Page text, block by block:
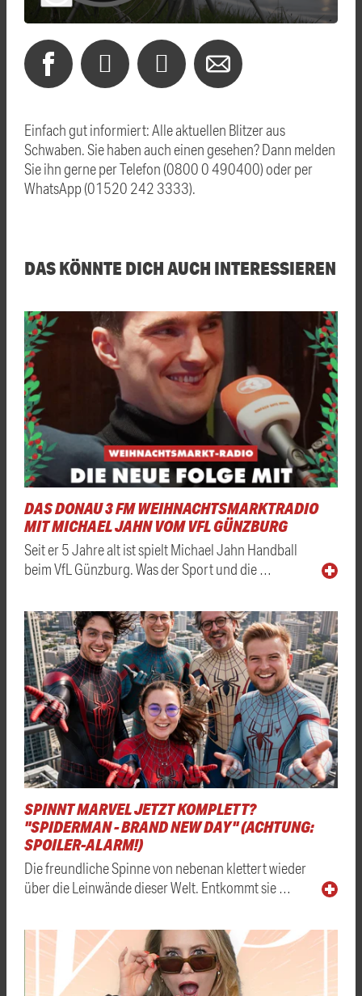
Einfach gut informiert: Alle aktuellen Blitzer aus
Schwaben. Sie haben auch einen gesehen? Dann melden
Sie ihn gerne per Telefon (0800 0 490400) oder per
WhatsApp (01520 242 3333).
DAS KÖNNTE DICH AUCH INTERESSIEREN
DAS DONAU 3 FM WEIHNACHTSMARKTRADIO
MIT MICHAEL JAHN VOM VFL GÜNZBURG
Seit er 5 Jahre alt ist spielt Michael Jahn Handball
beim VfL Günzburg. Was der Sport und die …
SPINNT MARVEL JETZT KOMPLETT?
"SPIDERMAN - BRAND NEW DAY" (ACHTUNG:
SPOILER-ALARM!)
Die freundliche Spinne von nebenan klettert wieder
über die Leinwände dieser Welt. Entkommt sie …